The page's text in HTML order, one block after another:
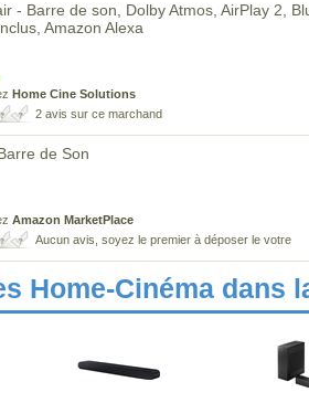
- Barre de son, Dolby Atmos, AirPlay 2,
Amazon Alexa
Home Cine Solutions
2 avis sur ce marchand
de Son
Amazon MarketPlace
Aucun avis, soyez le premier à déposer le votre
Home-Cinéma dans